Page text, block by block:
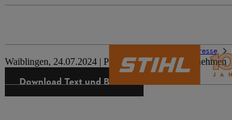
Presse
Waiblingen, 24.07.2024 | Presseinformation Unternehmen
Download Text und Bilder